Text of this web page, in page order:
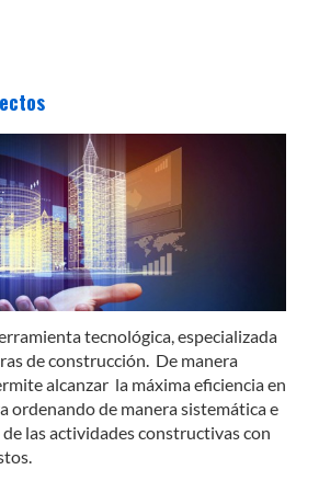
tecnológica, especializada
de construcción. De manera
alcanzar la máxima eficiencia en
ordenando de manera sistemática e
las actividades constructivas con